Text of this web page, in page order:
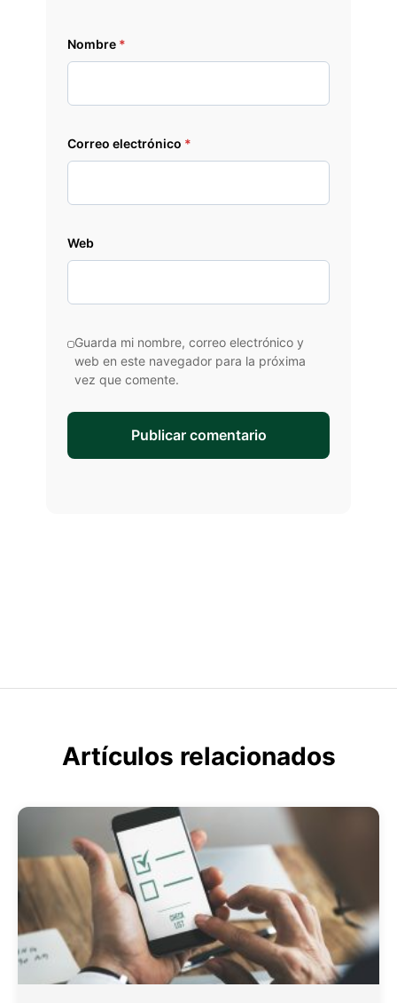
Nombre *
Correo electrónico *
Web
Guarda mi nombre, correo electrónico y
web en este navegador para la próxima
vez que comente.
Artículos relacionados